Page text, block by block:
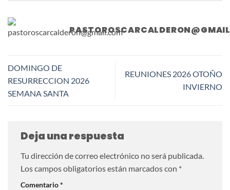
DOMINGO DE
RESURRECCION 2026
SEMANA SANTA
REUNIONES 2026 OTOÑO
INVIERNO
Deja una respuesta
Tu dirección de correo electrónico no será publicada.
Los campos obligatorios están marcados con *
Comentario*